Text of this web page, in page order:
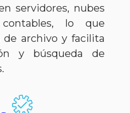
servidores, nubes
lo que
de archivo y facilita
y búsqueda de